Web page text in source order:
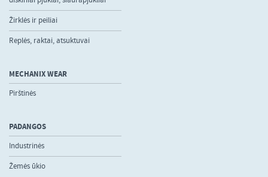
Žirklės ir peiliai
Replės, raktai, atsuktuvai
MECHANIX WEAR
Pirštinės
PADANGOS
Industrinės
Žemės ūkio